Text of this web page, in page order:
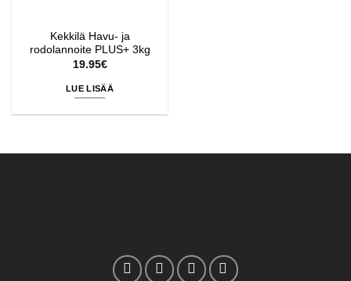
Kekkilä Havu- ja
rodolannoite PLUS+ 3kg
19.95€
LUE LISÄÄ